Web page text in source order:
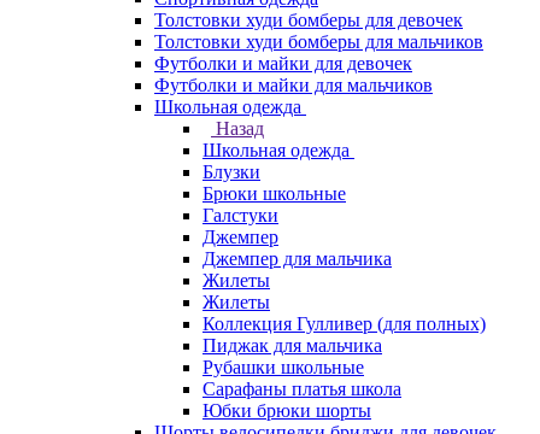
Толстовки худи бомберы для девочек
Толстовки худи бомберы для мальчиков
Футболки и майки для девочек
Футболки и майки для мальчиков
Школьная одежда
Назад
Школьная одежда
Блузки
Брюки школьные
Галстуки
Джемпер
Джемпер для мальчика
Жилеты
Жилеты
Коллекция Гулливер (для полных)
Пиджак для мальчика
Рубашки школьные
Сарафаны платья школа
Юбки брюки шорты